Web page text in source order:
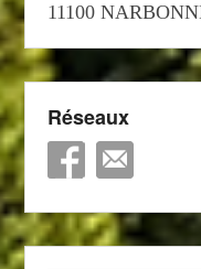
11100
Réseaux